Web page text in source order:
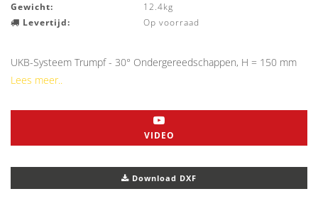
Gewicht:
12.4kg
Levertijd:
Op voorraad
UKB-Systeem Trumpf - 30° Ondergereedschappen, H = 150 mm
Lees meer..
VIDEO
Download DXF